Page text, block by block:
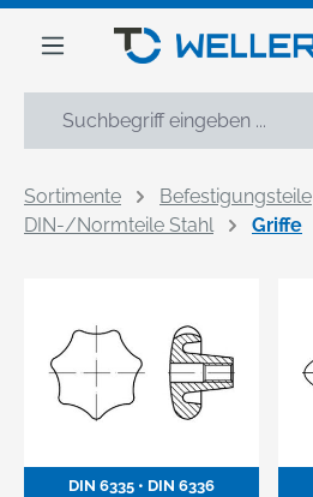
springen
Sortimente
Befestigungsteile
DIN-/Normteile Stahl
Griffe
DIN 6335 • DIN 6336